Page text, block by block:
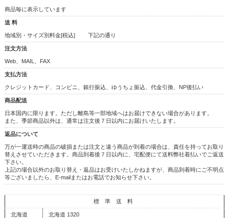
商品毎に表示しています
送 料
地域別・サイズ別料金[税込] 下記の通り
注文方法
Web、MAIL、FAX
支払方法
クレジットカード、コンビニ、銀行振込、ゆうちょ振込、代金引換、NP後払い
商品配送
日本国内に限ります。ただし離島等一部地域へはお届けできない場合があります。
また、季節商品以外は、通常は注文後７日以内にお届けいたします。
返品について
万が一運送時の商品の破損または注文と違う商品が到着の場合は、責任を持ってお取り
替えさせていただきます。商品到着後７日以内に、宅配便にて送料弊社着払いでご返送
下さい。
上記の場合以外のお取り替え・返品はお受けいたしかねますが、商品到着時にご不明点
等ございましたら、E-mailまたはお電話でお知らせ下さい。
標 準 送 料
北海道 北海道 1320